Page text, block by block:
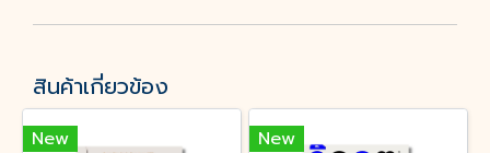
สินค้าเกี่ยวข้อง
New New